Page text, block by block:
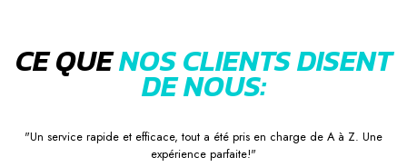
CE QUENOS CLIENTS DISENT
DE NOUS:
"Un service rapide et efficace, tout a été pris en charge de A à Z. Une
expérience parfaite!"